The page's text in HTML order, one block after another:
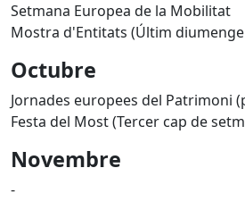
Setmana Europea de la Mobilitat
Mostra d'Entitats (Últim
Octubre
Jornades europees del Patrimoni
Festa del Most (Tercer cap de
Novembre
-